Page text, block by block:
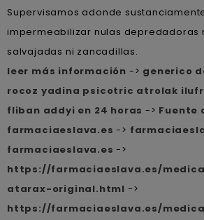
Supervisamos adonde
impermeabilizar nulas depredadoras
salvajadas ni zancadillas.
leer más información -> generico
rocoz yadina psicotric atrolak
fliban addyi en 24 horas -> Fuente
farmaciaeslava.es ->
farmaciaeslava.es ->
https://farmaciaeslava.es/
atarax-original.html ->
https://farmaciaeslava.es/